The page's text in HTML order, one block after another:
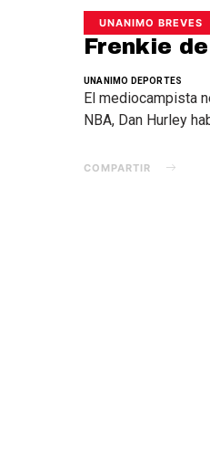
UNANIMO BREVES
Frenkie
UNANIMO DEPORTES
El mediocampista
NBA, Dan Hurley
COMPARTIR